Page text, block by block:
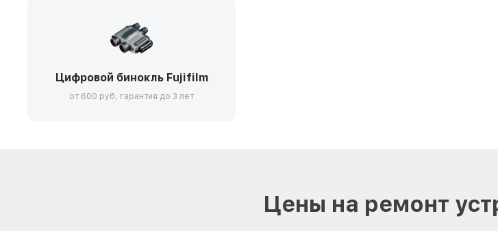
Цифровой бинокль Fujifilm
от 600 руб, гарантия до 3 лет
Цены на ремонт